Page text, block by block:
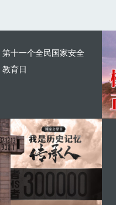
第十一个全民国家安全
教育日